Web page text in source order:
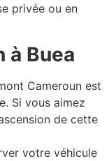
privée ou en
à Buea
Cameroun est
Si vous aimez
de cette
votre véhicule